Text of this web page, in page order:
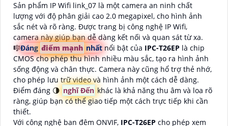
Sản phẩm IP Wifi link_07 là một camera an ninh chất
lượng với độ phân giải cao 2.0 megapixel, cho hình ảnh
sắc nét và rõ ràng. Được trang bị công nghệ IP Wifi,
camera này giúp bạn dễ dàng kết nối và quan sát từ xa.
🎼️Đáng điểm mạnh nhất nổi bật của IPC-T26EP là chip
CMOS cho phép thu hình nhiều màu sắc, tạo ra hình ảnh
sống động và chân thực. Camera này cũng hổ trợ thẻ nhớ,
cho phép lưu trữ video và hình ảnh một cách dễ dàng.
Điểm đáng 🌗 nghĩ Đến khác là khả năng thu âm và loa rõ
ràng, giúp bạn có thể giao tiếp một cách trực tiếp khi cần
thiết.
Với công nghệ ban đêm ONVIF, IPC-T26EP cho phép xem